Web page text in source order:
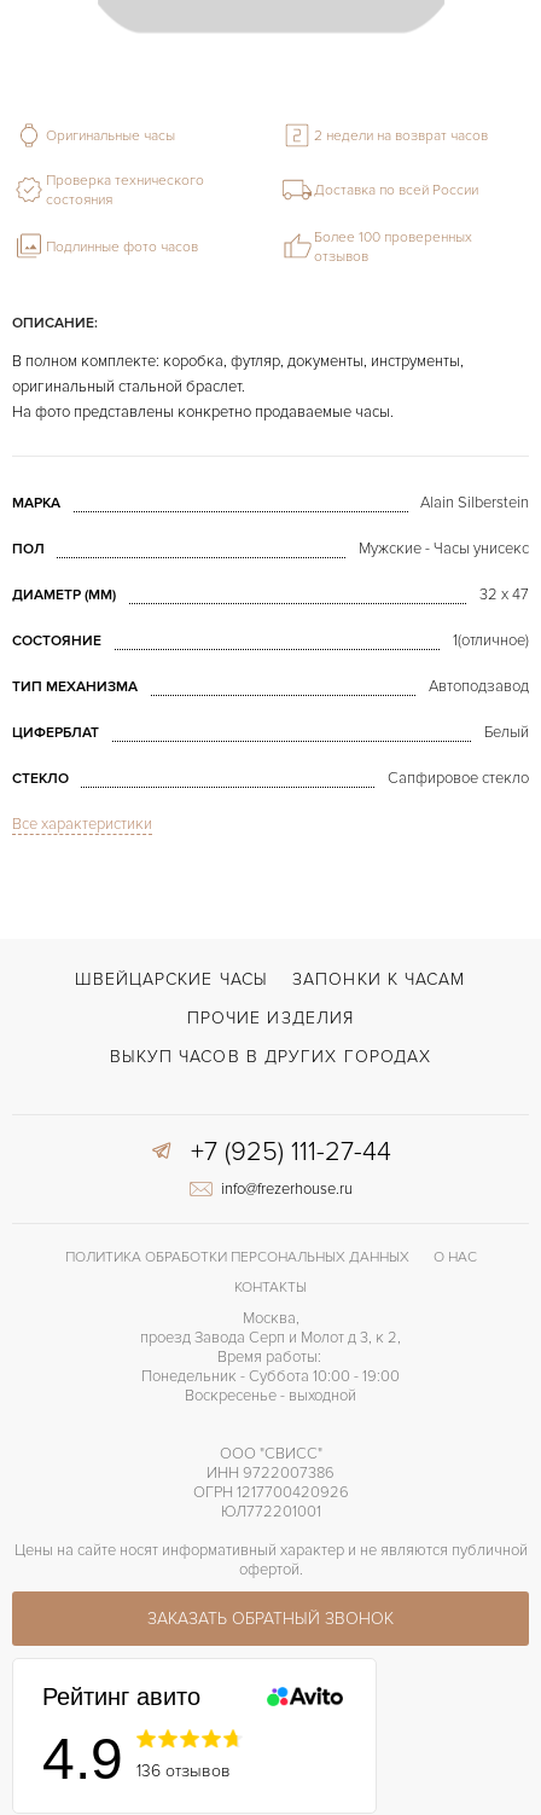
ОПИСАНИЕ:
В полном комплекте: коробка, футляр, документы, инструменты,
оригинальный стальной браслет.
На фото представлены конкретно продаваемые часы.
МАРКА Alain Silberstein
ПОЛ Мужские - Часы унисекс
ДИАМЕТР (MM) 32 x 47
СОСТОЯНИЕ 1(отличное)
ТИП МЕХАНИЗМА Автоподзавод
ЦИФЕРБЛАТ Белый
СТЕКЛО Сапфировое стекло
ФУНКЦИИ
Двойной сложности застежка
КАЛИБР/МЕХАНИЗМ
Все характеристики
Оригинальные часы 2 недели на возврат часов
Проверка технического
состояния
Доставка по всей России
Подлинные фото часов
Более 100 проверенных
отзывов
ШВЕЙЦАРСКИЕ ЧАСЫ
ЗАПОНКИ К ЧАСАМ
ПРОЧИЕ ИЗДЕЛИЯ
ВЫКУП ЧАСОВ В ДРУГИХ ГОРОДАХ
+7 (925) 111-27-44
info@frezerhouse.ru
ПОЛИТИКА ОБРАБОТКИ ПЕРСОНАЛЬНЫХ ДАННЫХ
О НАС
КОНТАКТЫ
Москва,
проезд Завода Серп и Молот д 3, к 2,
Время работы:
Понедельник - Суббота 10:00 - 19:00
Воскресенье - выходной
ООО "СВИСС"
ИНН 9722007386
ОГРН 1217700420926
ЮЛ772201001
Цены на сайте носят информативный характер и не являются публичной
офертой.
ЗАКАЗАТЬ ОБРАТНЫЙ ЗВОНОК
Рейтинг авито
4.9 136 отзывов